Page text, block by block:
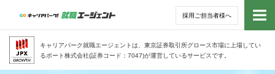
採用ご担当者様へ
キャリアパーク就職エージェントは、東京証券取引所グロース市場に上場してい
るポート株式会社(証券コード：7047)が運営しているサービスです。
トッ